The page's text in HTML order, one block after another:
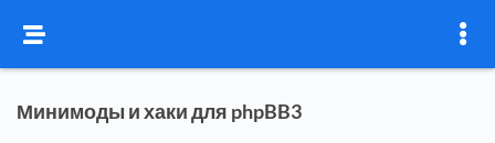
Минимоды и хаки для phpBB3